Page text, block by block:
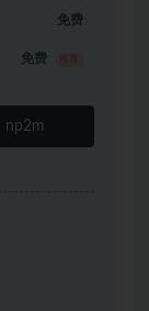
免费
免费
np2m